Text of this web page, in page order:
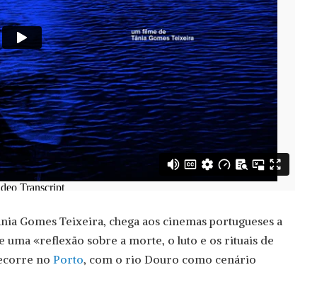
Gomes Teixeira, chega aos cinemas portugueses a
«reflexão sobre a morte, o luto e os rituais de
no Porto, com o rio Douro como cenário